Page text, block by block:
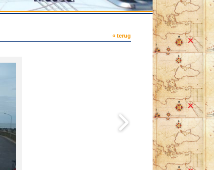
« terug